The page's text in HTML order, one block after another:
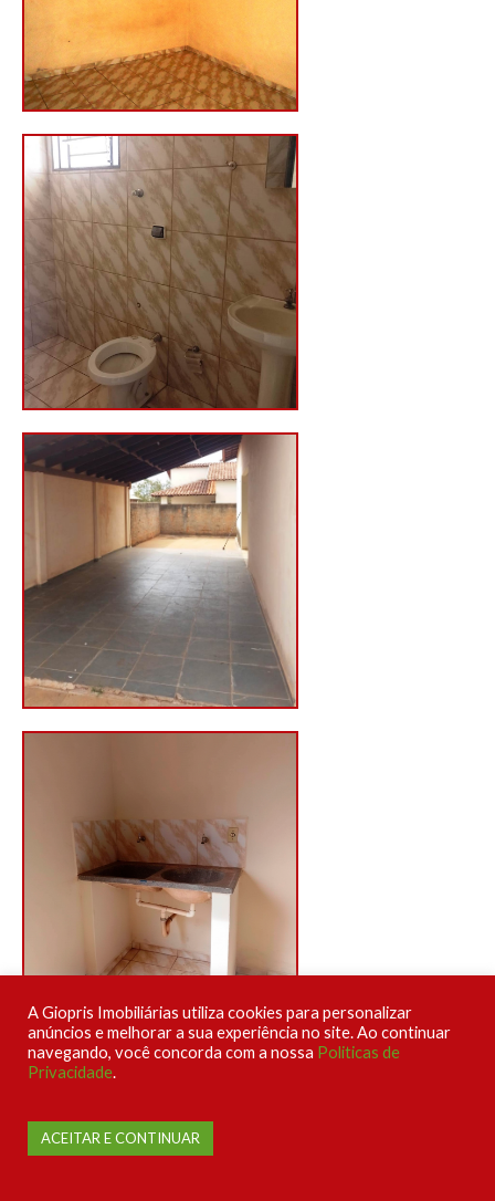
A Giopris Imobiliárias utiliza cookies para personalizar
anúncios e melhorar a sua experiência no site. Ao continuar
navegando, você concorda com a nossa Politicas de
Privacidade.
ACEITAR E CONTINUAR